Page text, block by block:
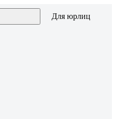
Для юрлиц